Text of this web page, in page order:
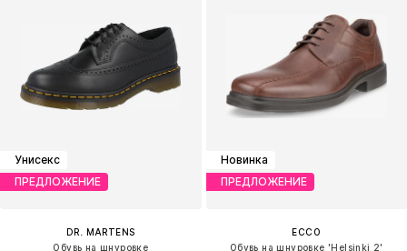
Унисекс
ПРЕДЛОЖЕНИЕ
DR. MARTENS
Обувь на шнуровке
Новинка
ПРЕДЛОЖЕНИЕ
ECCO
Обувь на шнуровке 'Helsinki 2'